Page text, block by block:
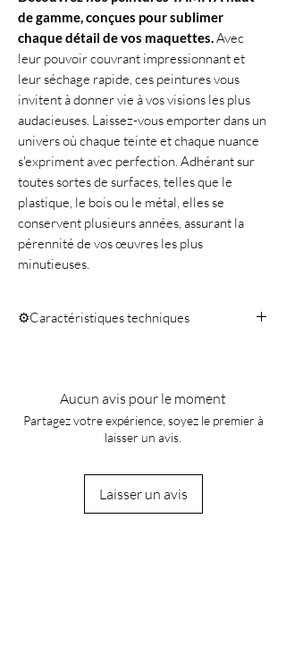
de gamme, conçues pour sublimer
chaque détail de vos maquettes. Avec
leur pouvoir couvrant impressionnant et
leur séchage rapide, ces peintures vous
invitent à donner vie à vos visions les plus
audacieuses. Laissez-vous emporter dans un
univers où chaque teinte et chaque nuance
s'expriment avec perfection. Adhérant sur
toutes sortes de surfaces, telles que le
plastique, le bois ou le métal, elles se
conservent plusieurs années, assurant la
pérennité de vos œuvres les plus
minutieuses.
⚙️Caractéristiques techniques
Aucun avis pour le moment
Partagez votre expérience, soyez le premier à
laisser un avis.
Laisser un avis